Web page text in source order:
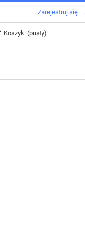
Zarejestruj się
Koszyk: (pusty)